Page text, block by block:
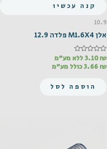
קנה עכשיו
10.9
אלן M1.6X4 פלדה 12.9
דורג
מתוך
3.10₪
ללא מע"מ
3.66 ₪ כולל מע"מ
הוספה לסל